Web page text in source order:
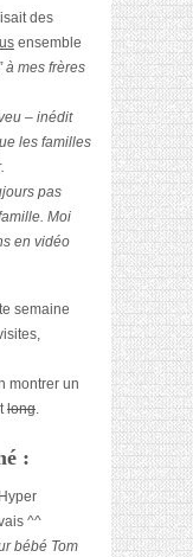
des
ensemble
” à mes frères
– inédit
les familles
pas
Moi
en vidéo
semaine
montrer un
long.
:
^^
bébé Tom